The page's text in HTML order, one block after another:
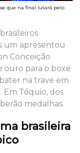
que na final lutará pelo
um apresentou
Conceição
ouro para o boxe
na trave em
Em Tóquio, dos
medalhas.
brasileira